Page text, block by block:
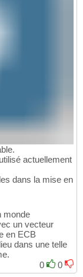
actuellement
dans la mise en
monde
un vecteur
en ECB
dans une telle
0
0